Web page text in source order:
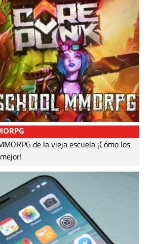
de la vieja escuela ¡Cómo los